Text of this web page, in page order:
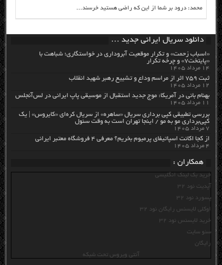
محمد: درود بر شما از این که راضی هستید خرسند...
دانلود سریال ایرانی جدید …
«اسباب زحمت» و تکرار موقعیت آبروداری در خواستگاری؛ شباهت با
«پایتخت۷» و چرخه تکرار
۱۴ مرداد ۱۴۰۵
ثبت ۷۵۹ اثر از مراسم وداع و تشییع رهبر شهید انقلاب
۱۲ مرداد ۱۴۰۵
بهنام بانی در آمریکا: موج جدید استقبال از موسیقی پاپ ایرانی در لس‌آنجلس
۱۱ مرداد ۱۴۰۵
بررسی تطبیقی کپی برداری سریال «ساهره» از سریال کره‌ای «کایروس» | یک
کپی‌برداری مو به مو / اینجا تهران است به وقت سئول
۷ مرداد ۱۴۰۵
از کجا اکانت اسپاتیفای پرمیوم بخریم؟ معرفی ۴ فروشگاه معتبر ایرانی
۴ مرداد ۱۴۰۵
همکاران :
خرید بک لینک انگلیسی
آپدیت نود 32
پسورد نود 32
اوکلی لایسنس رایگان نود 32
خرید لایسنس نود 32
سئو سایت
رایگان
آنتی ویروس تحت شبکه